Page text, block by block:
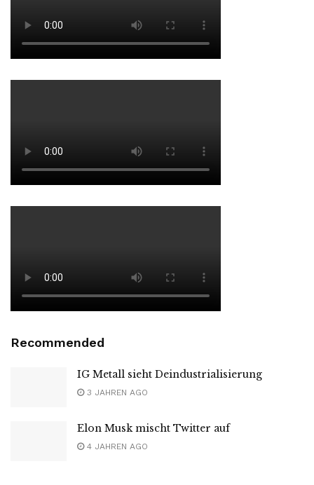
Recommended
IG Metall sieht Deindustrialisierung
3 JAHREN AGO
Elon Musk mischt Twitter auf
4 JAHREN AGO